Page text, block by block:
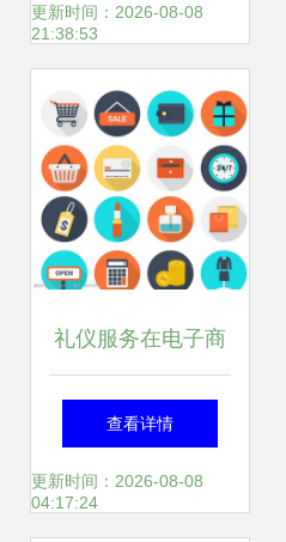
国际电路板采购展
览会，引领个人商
务服务新风尚
更新时间：2026-08-08
21:38:53
礼仪服务在电子商
务中的可视化表达
圆形图标设计背后
查看详情
更新时间：2026-08-08
04:17:24